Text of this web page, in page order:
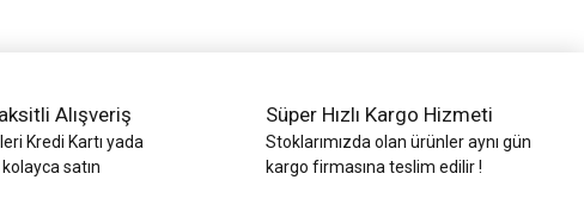
Alışveriş
Kredi Kartı yada
satın
Süper Hızlı Kargo Hizmeti
Stoklarımızda olan ürünler aynı gün
kargo firmasına teslim edilir !